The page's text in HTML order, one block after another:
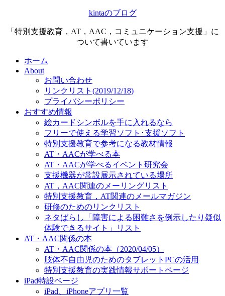
kintaのブログ
「特別支援教育，AT，AAC，コミュニケーション支援」に
ついて書いています
ホーム
About
お問い合わせ
リンクリスト(2019/12/18)
プライバシーポリシー
おすすめ情報
絵カードシンボルを手に入れるなら
フリーで使える学習ソフト･支援ソフト
特別支援教育で参考になる教材情報
AT・AACが学べる本
AT・AACが学べるイベント研究会
支援機器が常設展示されている場所
AT，AAC関連のメーリングリスト
特別支援教育，AT関連のメールマガジン
研修のためのリンクリスト
ネタばらし「障害による困難さを例示したり疑似
体験できるサイト」リスト
AT・AAC関係の本
AT・AAC関係の本（2020/04/05）
肢体不自由児のためのタブレットPCの活用
特別支援教育の実践情報サポートページ
iPad特設ページ
iPad、iPhoneアプリ一覧